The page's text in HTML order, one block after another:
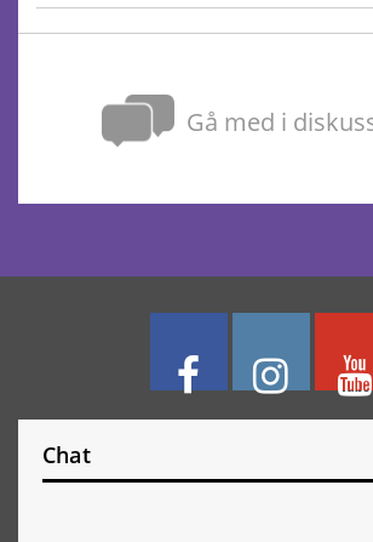
Gå med i
Chat